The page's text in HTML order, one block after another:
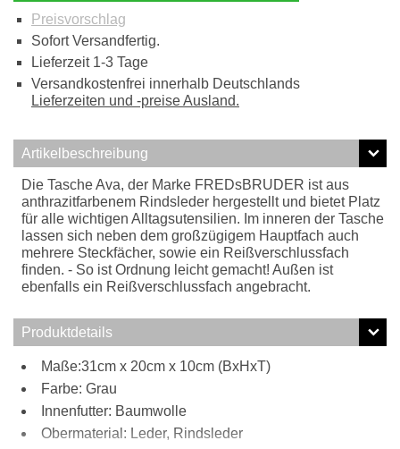
Preisvorschlag
Sofort Versandfertig.
Lieferzeit 1-3 Tage
Versandkostenfrei innerhalb Deutschlands
Lieferzeiten und -preise Ausland.
Artikelbeschreibung
Die Tasche Ava, der Marke FREDsBRUDER ist aus
anthrazitfarbenem Rindsleder hergestellt und bietet Platz
für alle wichtigen Alltagsutensilien. Im inneren der Tasche
lassen sich neben dem großzügigem Hauptfach auch
mehrere Steckfächer, sowie ein Reißverschlussfach
finden. - So ist Ordnung leicht gemacht! Außen ist
ebenfalls ein Reißverschlussfach angebracht.
Produktdetails
Maße:31cm x 20cm x 10cm (BxHxT)
Farbe: Grau
Innenfutter: Baumwolle
Obermaterial: Leder, Rindsleder